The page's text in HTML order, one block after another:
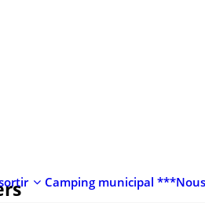
Camping municipal ***